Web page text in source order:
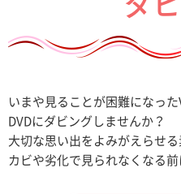
いまや見ることが困難になっ
DVDにダビングしませんか？
大切な思い出をよみがえらせる
カビや劣化で見られなくなる前